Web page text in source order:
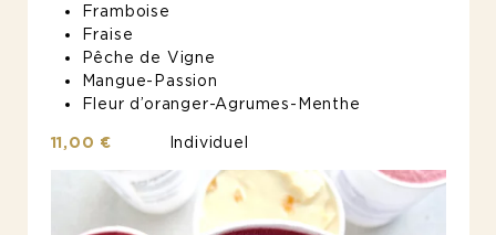
Framboise
Fraise
Pêche de Vigne
Mangue-Passion
Fleur d’oranger-Agrumes-Menthe
11,00 € Individuel